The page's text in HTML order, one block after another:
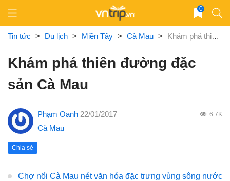
content
0
Tin tức > Du lịch > Miền Tây > Cà Mau > Khám phá thiên đường đặc sản Cà Mau
Khám phá thiên đường đặc
sản Cà Mau
Phạm Oanh 22/01/2017 6.7K
Cà Mau
Chia sẻ
Chợ nổi Cà Mau nét văn hóa đặc trưng vùng sông nước